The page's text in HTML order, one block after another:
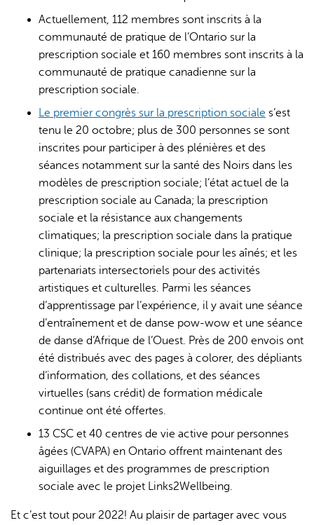
Actuellement, 112 membres sont inscrits à la
communauté de pratique de l’Ontario sur la
prescription sociale et 160 membres sont inscrits à la
communauté de pratique canadienne sur la
prescription sociale.
Le premier congrès sur la prescription sociale s’est
tenu le 20 octobre; plus de 300 personnes se sont
inscrites pour participer à des plénières et des
séances notamment sur la santé des Noirs dans les
modèles de prescription sociale; l’état actuel de la
prescription sociale au Canada; la prescription
sociale et la résistance aux changements
climatiques; la prescription sociale dans la pratique
clinique; la prescription sociale pour les aînés; et les
partenariats intersectoriels pour des activités
artistiques et culturelles. Parmi les séances
d’apprentissage par l’expérience, il y avait une séance
d’entraînement et de danse pow-wow et une séance
de danse d’Afrique de l’Ouest. Près de 200 envois ont
été distribués avec des pages à colorer, des dépliants
d’information, des collations, et des séances
virtuelles (sans crédit) de formation médicale
continue ont été offertes.
13 CSC et 40 centres de vie active pour personnes
âgées (CVAPA) en Ontario offrent maintenant des
aiguillages et des programmes de prescription
sociale avec le projet Links2Wellbeing.
Et c’est tout pour 2022! Au plaisir de partager avec vous